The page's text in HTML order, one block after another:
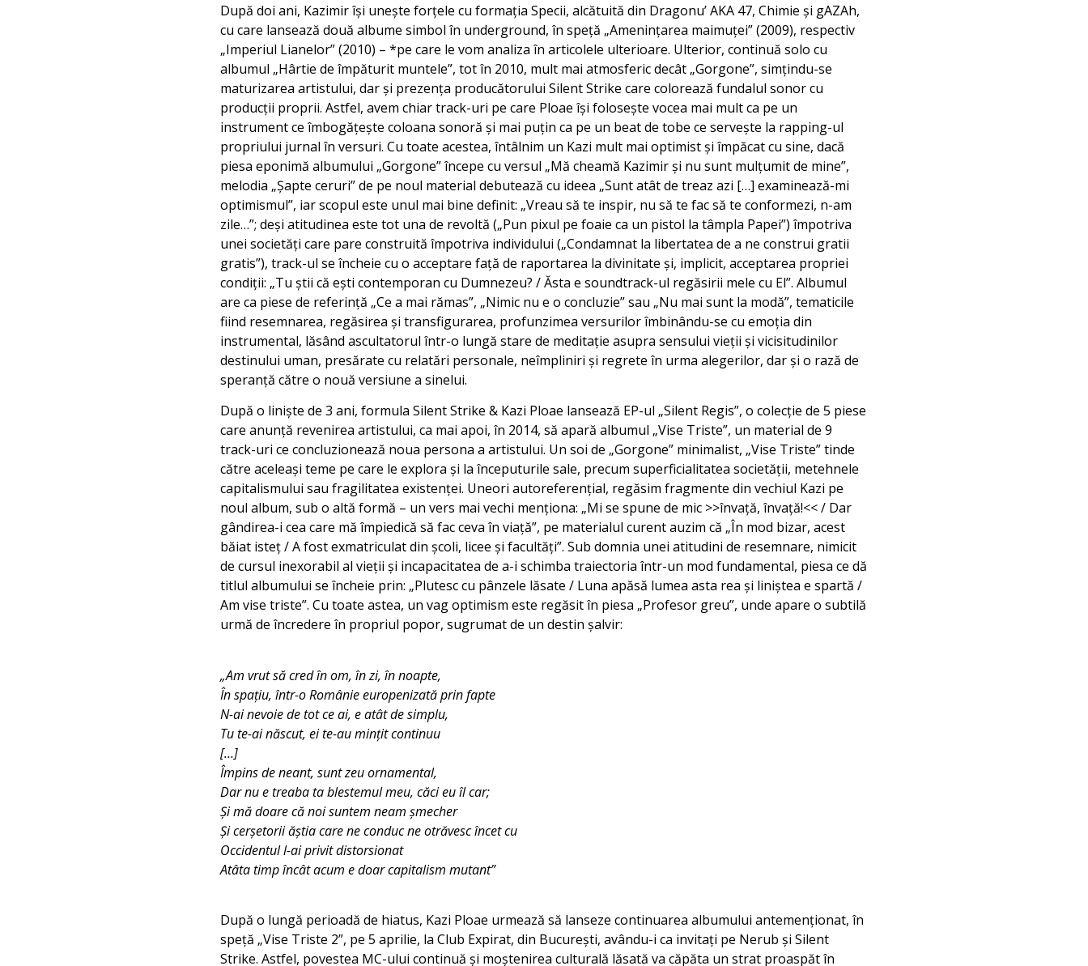
După doi ani, Kazimir își unește forțele cu formația Specii, alcătuită din Dragonu’ AKA 47, Chimie și gAZAh,
cu care lansează două albume simbol în underground, în speță „Amenințarea maimuței” (2009), respectiv
„Imperiul Lianelor” (2010) – *pe care le vom analiza în articolele ulterioare. Ulterior, continuă solo cu
albumul „Hârtie de împăturit muntele”, tot în 2010, mult mai atmosferic decât „Gorgone”, simțindu-se
maturizarea artistului, dar și prezența producătorului Silent Strike care colorează fundalul sonor cu
producții proprii. Astfel, avem chiar track-uri pe care Ploae își folosește vocea mai mult ca pe un
instrument ce îmbogățește coloana sonoră și mai puțin ca pe un beat de tobe ce servește la rapping-ul
propriului jurnal în versuri. Cu toate acestea, întâlnim un Kazi mult mai optimist și împăcat cu sine, dacă
piesa eponimă albumului „Gorgone” începe cu versul „Mă cheamă Kazimir și nu sunt mulțumit de mine”,
melodia „Șapte ceruri” de pe noul material debutează cu ideea „Sunt atât de treaz azi […] examinează-mi
optimismul”, iar scopul este unul mai bine definit: „Vreau să te inspir, nu să te fac să te conformezi, n-am
zile…”; deși atitudinea este tot una de revoltă („Pun pixul pe foaie ca un pistol la tâmpla Papei”) împotriva
unei societăți care pare construită împotriva individului („Condamnat la libertatea de a ne construi gratii
gratis”), track-ul se încheie cu o acceptare față de raportarea la divinitate și, implicit, acceptarea propriei
condiții: „Tu știi că ești contemporan cu Dumnezeu? / Ăsta e soundtrack-ul regăsirii mele cu El”. Albumul
are ca piese de referință „Ce a mai rămas”, „Nimic nu e o concluzie” sau „Nu mai sunt la modă”, tematicile
fiind resemnarea, regăsirea și transfigurarea, profunzimea versurilor îmbinându-se cu emoția din
instrumental, lăsând ascultatorul într-o lungă stare de meditație asupra sensului vieții și vicisitudinilor
destinului uman, presărate cu relatări personale, neîmpliniri și regrete în urma alegerilor, dar și o rază de
speranță către o nouă versiune a sinelui.
După o liniște de 3 ani, formula Silent Strike & Kazi Ploae lansează EP-ul „Silent Regis”, o colecție de 5 piese
care anunță revenirea artistului, ca mai apoi, în 2014, să apară albumul „Vise Triste”, un material de 9
track-uri ce concluzionează noua persona a artistului. Un soi de „Gorgone” minimalist, „Vise Triste” tinde
către aceleași teme pe care le explora și la începuturile sale, precum superficialitatea societății, metehnele
capitalismului sau fragilitatea existenței. Uneori autoreferențial, regăsim fragmente din vechiul Kazi pe
noul album, sub o altă formă – un vers mai vechi menționa: „Mi se spune de mic >>învață, învață!<< / Dar
gândirea-i cea care mă împiedică să fac ceva în viață”, pe materialul curent auzim că „În mod bizar, acest
băiat isteț / A fost exmatriculat din școli, licee și facultăți”. Sub domnia unei atitudini de resemnare, nimicit
de cursul inexorabil al vieții și incapacitatea de a-i schimba traiectoria într-un mod fundamental, piesa ce dă
titlul albumului se încheie prin: „Plutesc cu pânzele lăsate / Luna apăsă lumea asta rea şi liniştea e spartă /
Am vise triste”. Cu toate astea, un vag optimism este regăsit în piesa „Profesor greu”, unde apare o subtilă
urmă de încredere în propriul popor, sugrumat de un destin șalvir:
„Am vrut să cred în om, în zi, în noapte,
În spaţiu, într-o Românie europenizată prin fapte
N-ai nevoie de tot ce ai, e atât de simplu,
Tu te-ai născut, ei te-au minţit continuu
[…]
Împins de neant, sunt zeu ornamental,
Dar nu e treaba ta blestemul meu, căci eu îl car;
Şi mă doare că noi suntem neam şmecher
Și cerşetorii ăştia care ne conduc ne otrăvesc încet cu
Occidentul l-ai privit distorsionat
Atâta timp încât acum e doar capitalism mutant”
După o lungă perioadă de hiatus, Kazi Ploae urmează să lanseze continuarea albumului antemenționat, în
speță „Vise Triste 2”, pe 5 aprilie, la Club Expirat, din București, avându-i ca invitați pe Nerub și Silent
Strike. Astfel, povestea MC-ului continuă și moștenirea culturală lăsată va căpăta un strat proaspăt în